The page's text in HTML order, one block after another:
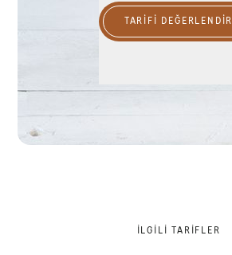
TARIFI DEĞERLENDİR
İLGILI TARIFLER